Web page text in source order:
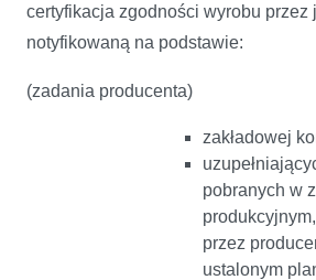
certyfikacja zgodności wyrobu przez
notyfikowaną na podstawie:
(zadania producenta)
zakładowej
pobranych w
przez
ustalonym